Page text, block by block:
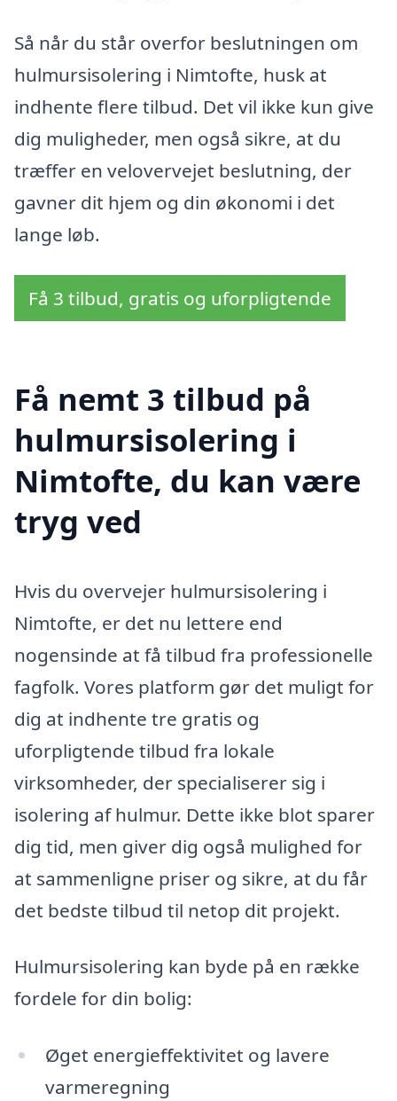
Så når du står overfor beslutningen om
hulmursisolering i Nimtofte, husk at
indhente flere tilbud. Det vil ikke kun give
dig muligheder, men også sikre, at du
træffer en velovervejet beslutning, der
gavner dit hjem og din økonomi i det
lange løb.
Få 3 tilbud, gratis og uforpligtende
Få nemt 3 tilbud på
hulmursisolering i
Nimtofte, du kan være
tryg ved
Hvis du overvejer hulmursisolering i
Nimtofte, er det nu lettere end
nogensinde at få tilbud fra professionelle
fagfolk. Vores platform gør det muligt for
dig at indhente tre gratis og
uforpligtende tilbud fra lokale
virksomheder, der specialiserer sig i
isolering af hulmur. Dette ikke blot sparer
dig tid, men giver dig også mulighed for
at sammenligne priser og sikre, at du får
det bedste tilbud til netop dit projekt.
Hulmursisolering kan byde på en række
fordele for din bolig:
Øget energieffektivitet og lavere
varmeregning